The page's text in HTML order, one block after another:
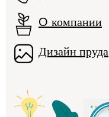
О компании
Дизайн пруда